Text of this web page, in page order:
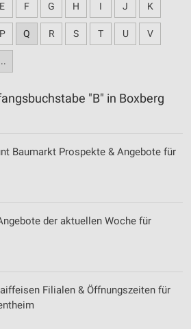
E F G H I J K
P Q R S T U V
"B" in Boxberg
Baumarkt Prospekte & Angebote für
der aktuellen Woche für
Filialen & Öffnungszeiten für